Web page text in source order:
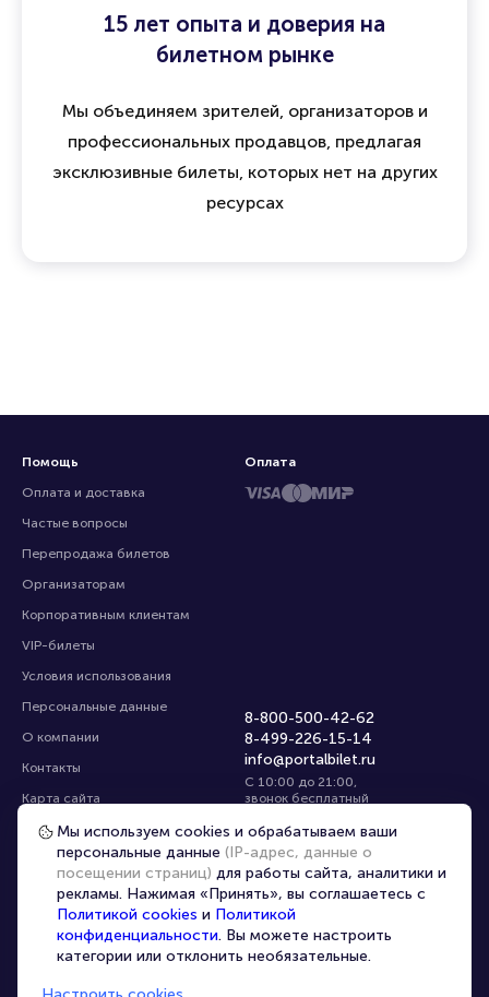
15 лет опыта и доверия на
билетном рынке
Мы объединяем зрителей, организаторов и
профессиональных продавцов, предлагая
эксклюзивные билеты, которых нет на других
ресурсах
Помощь
Оплата и доставка
Частые вопросы
Перепродажа билетов
Организаторам
Корпоративным клиентам
VIP-билеты
Условия использования
Персональные данные
О компании
Контакты
Карта сайта
Управление cookies
8-800-500-42-62
8-499-226-15-14
info@portalbilet.ru
С 10:00 до 21:00,
звонок бесплатный
Все площадки
Оплата
Главная | Другие страны
Мы используем cookies и обрабатываем ваши
персональные данные (IP-адрес, данные о
посещении страниц) для работы сайта, аналитики и
рекламы. Нажимая «Принять», вы соглашаетесь с
Политикой cookies и Политикой
конфиденциальности. Вы можете настроить
категории или отклонить необязательные.